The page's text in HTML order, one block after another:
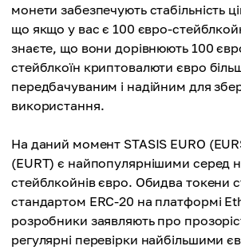
монети забезпечують стабільність
що якщо у вас є 100 євро-
знаєте, що вони дорівнюють 100
стейблкоїн криптовалюти євро
передбачуваним і надійним для
використання.
На даний момент STASIS EURO
(EURT) є найпопулярнішими серед
стейблкойнів євро. Обидва токени
стандартом ERC-20 на платформі
розробники заявляють про
регулярні перевірки найбільшими